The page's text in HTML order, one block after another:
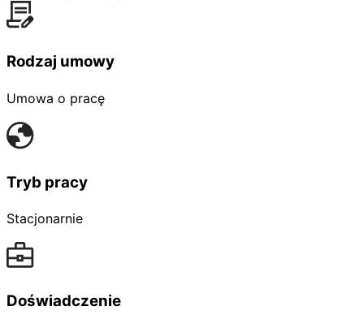
Rodzaj umowy
Umowa o pracę
Tryb pracy
Stacjonarnie
Doświadczenie